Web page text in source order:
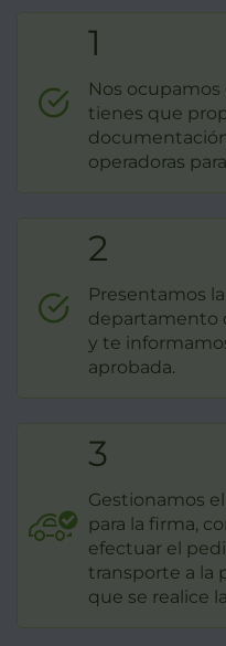
1
Nos
tienes que
operadoras
2
Presentamos
departamento
y te
aprobada.
3
Gestionamos
para la firma,
efectuar el
transporte a la
que se realice